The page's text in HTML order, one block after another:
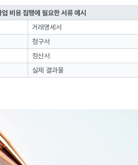
비용 집행에 필요한 서류 예시
거래명세서
청구서
정산서
실제 결과물